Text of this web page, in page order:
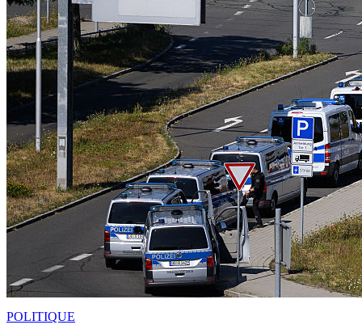
POLITIQUE